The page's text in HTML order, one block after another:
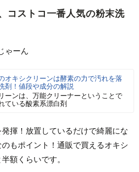
コストコ一番人気の粉末洗
オキシクリーンは酵素の力で汚れを落
剤！値段や成分の解説
ーンは、万能クリーナーということで
ている酸素系漂白剤
揮！放置しているだけで綺麗にな
もポイント！通販で買えるオキシ
額くらいです。